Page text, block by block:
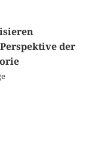
der